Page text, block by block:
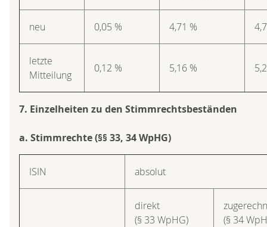
neu 0,05 % 4,71 %
letzte
Mitteilung
0,12 % 5,16 %
7. Einzelheiten zu den Stimmrechtsbeständen
a. Stimmrechte (§§ 33, 34 WpHG)
ISIN absolut
direkt
(§ 33 WpHG)
(§ 34